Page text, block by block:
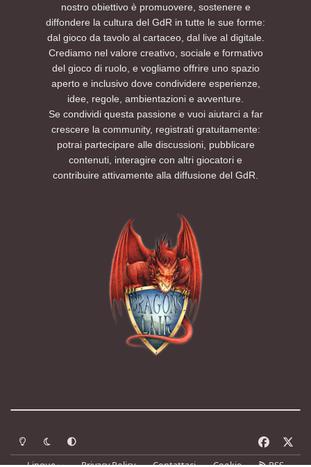
nostro obiettivo è promuovere, sostenere e
diffondere la cultura del GdR in tutte le sue forme:
dal gioco da tavolo al cartaceo, dal live al digitale.
Crediamo nel valore creativo, sociale e formativo
del gioco di ruolo, e vogliamo offrire uno spazio
aperto e inclusivo dove condividere esperienze,
idee, regole, ambientazioni e avventure.
Se condividi questa passione e vuoi aiutarci a far
crescere la community, registrati gratuitamente:
potrai partecipare alle discussioni, pubblicare
contenuti, interagire con altri giocatori e
contribuire attivamente alla diffusione del GdR.
Modalità chiara
Modalità scuraSegui la preferenza del sistema
a